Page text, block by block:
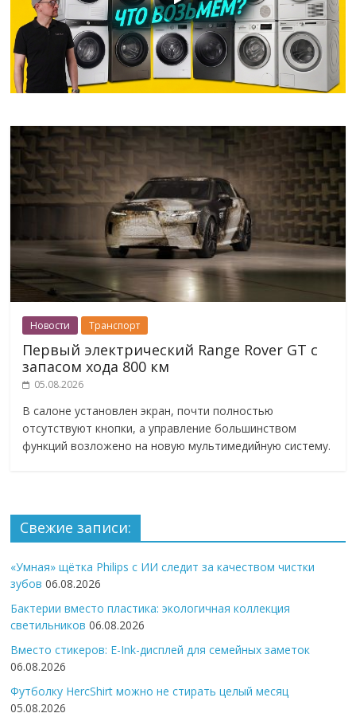
Новости Транспорт
Первый электрический Range Rover GT с
запасом хода 800 км
05.08.2026
В салоне установлен экран, почти полностью
отсутствуют кнопки, а управление большинством
функций возложено на новую мультимедийную систему.
Свежие записи:
«Умная» щётка Philips с ИИ следит за качеством чистки
зубов 06.08.2026
Бактерии вместо пластика: экологичная коллекция
светильников 06.08.2026
Вместо стикеров: E-Ink-дисплей для семейных заметок
06.08.2026
Футболку HercShirt можно не стирать целый месяц
05.08.2026